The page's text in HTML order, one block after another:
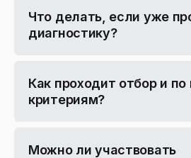
Что делать, если уже
диагностику?
Как проходит отбор и по
критериям?
Можно ли участвовать